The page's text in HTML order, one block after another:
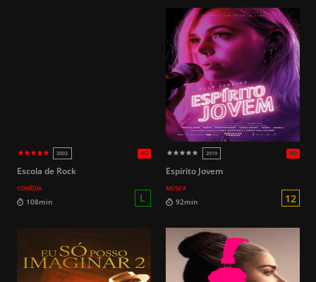
HD
2018
95min 16 102min
Escola de Rock
COMÉDIA
Espírito Jovem
MÚSICA